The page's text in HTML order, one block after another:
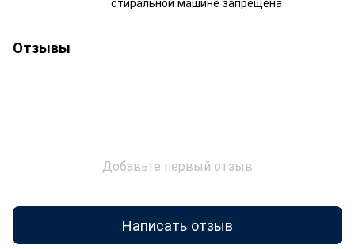
Отзывы
Добавьте первый отзыв
Написать отзыв